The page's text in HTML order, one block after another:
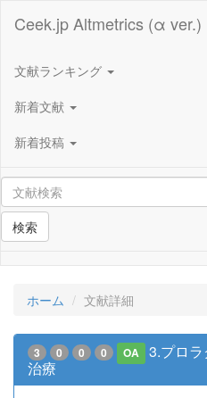
Ceek.jp Altmetrics (α ver.)
文献ランキング
新着文献
新着投稿
検索
ホーム 文献詳細
3 0 0 0 OA
3.プロ
治療